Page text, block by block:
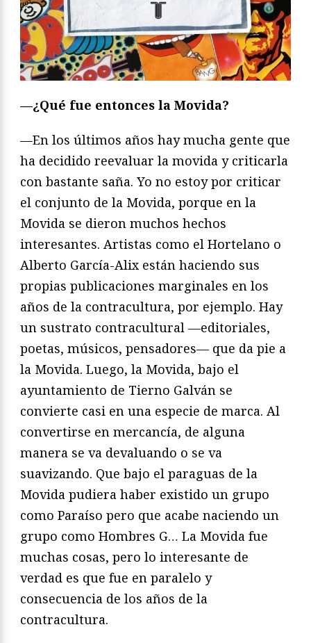
—¿Qué fue entonces la Movida?
—En los últimos años hay mucha gente que
ha decidido reevaluar la movida y criticarla
con bastante saña. Yo no estoy por criticar
el conjunto de la Movida, porque en la
Movida se dieron muchos hechos
interesantes. Artistas como el Hortelano o
Alberto García-Alix están haciendo sus
propias publicaciones marginales en los
años de la contracultura, por ejemplo. Hay
un sustrato contracultural —editoriales,
poetas, músicos, pensadores— que da pie a
la Movida. Luego, la Movida, bajo el
ayuntamiento de Tierno Galván se
convierte casi en una especie de marca. Al
convertirse en mercancía, de alguna
manera se va devaluando o se va
suavizando. Que bajo el paraguas de la
Movida pudiera haber existido un grupo
como Paraíso pero que acabe naciendo un
grupo como Hombres G… La Movida fue
muchas cosas, pero lo interesante de
verdad es que fue en paralelo y
consecuencia de los años de la
contracultura.